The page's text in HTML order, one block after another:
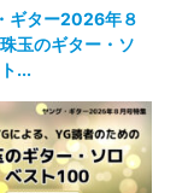
ギター2026年８
玉のギター・ソ
...